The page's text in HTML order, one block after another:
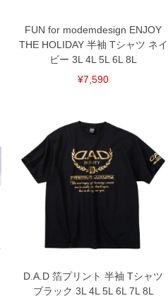
りますので、予めご了承下さい。
ます。(例：裾にファスナーや調節ひもが付
等)
います。また、お客様がご使用の環境（コ
若干異なる場合がございます。予めご了承
用しておりますので店頭での売り違い、店
ておりますが、もしあった場合速やかにご
い。
FUN for modemdesign ENJOY
THE HOLIDAY 半袖 Tシャツ ネイ
ビー 3L 4L 5L 6L 8L
¥7,590
D.A.D 箔プリント 半袖 Tシャツ
ブラック 3L 4L 5L 6L 7L 8L